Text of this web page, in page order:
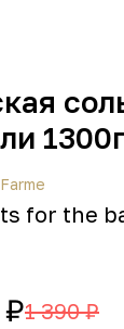
for the
₽1 390 ₽